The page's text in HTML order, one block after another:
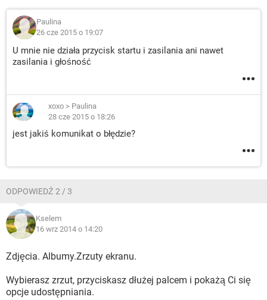
Paulina
26 cze 2015 o 19:07
U mnie nie działa przycisk startu i zasilania ani nawet
zasilania i głośność
xoxo > Paulina
28 cze 2015 o 18:26
jest jakiś komunikat o błędzie?
ODPOWIEDŹ 2 / 3
Kselem
16 wrz 2014 o 14:20
Zdjęcia. Albumy.Zrzuty ekranu.
Wybierasz zrzut, przyciskasz dłużej palcem i pokażą Ci się
opcje udostępniania.